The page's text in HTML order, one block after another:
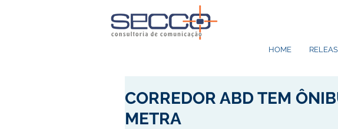
HOME
CORREDOR ABD TEM
METRA